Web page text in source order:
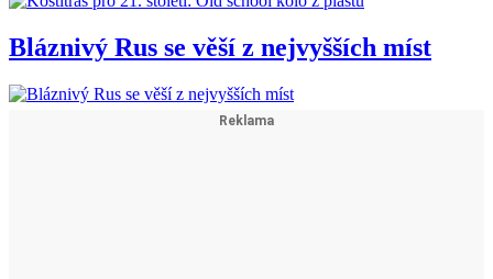
Bláznivý Rus se věší z nejvyšších míst